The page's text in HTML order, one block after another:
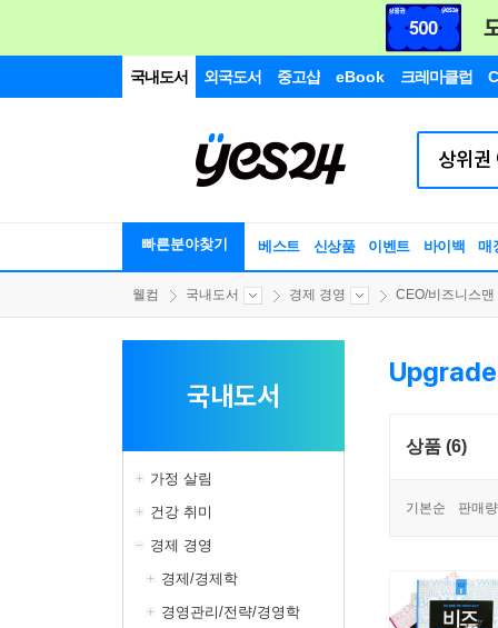
국내도서 외국도서 중고샵 eBook 크레마클럽
빠른분야찾기 베스트 신상품 이벤트 바이백 매
웰컴 국내도서 경제 경영 CEO/비즈니스맨
국내도서
가정 살림
건강 취미
경제 경영
경제/경제학
경영관리/전략/경영학
상품 (6)
기본순 판매